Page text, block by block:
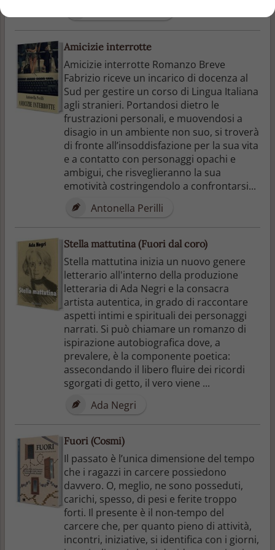
Amicizie interrotte
Amicizie interrotte Romanzo Breve
Fabrizio riceve un incarico di docenza al
Sud per gestire un corso di Lingua Italiana
agli stranieri. Portandosi dietro le
frustrazioni personali, e muovendosi a
disagio in un ambiente non suo, si troverà
di fronte all’insoddisfazione per la sua vita
e a contatto con personaggi opachi e
ambigui, che risveglieranno la sua
emotività costringendolo a confrontarsi...
Antonella Perilli
Stella mattutina (Fuori dal coro)
Stella mattutina inizia un nuovo genere
letterario all'interno della produzione
letteraria di Ada Negri e la consacra
artista autentica, in grado di raccontare
aspetti intimi e spirituali dei personaggi
narrati. Si può chiamare un romanzo di
ispirazione autobiografica dove, a
prevalere, è la componente poetica:
assecondando il libero fluire dei ricordi
sgorgati di getto, il vero viene ...
Ada Negri
Fuori (Cosmi)
Il passato è l’unica dimensione del tempo
che i ragazzi in carcere possiedono
davvero. O, meglio, ne sono posseduti,
carichi, spesso, di pesi e ferite troppo
forti. Il presente è il non-tempo del
carcere che, per quanto pieno di attività,
incontri, iniziative, si identifica con i giorni,